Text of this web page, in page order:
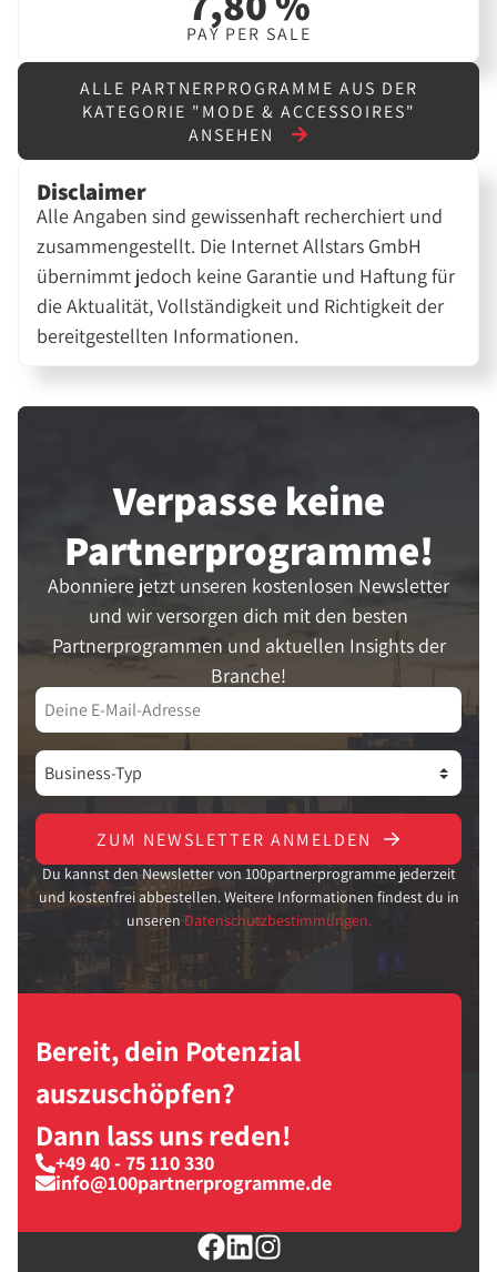
PAY PER SALE
ALLE PARTNERPROGRAMME AUS DER
KATEGORIE "MODE & ACCESSOIRES"
ANSEHEN
Disclaimer
Alle Angaben sind gewissenhaft recherchiert und
zusammengestellt. Die Internet Allstars GmbH
übernimmt jedoch keine Garantie und Haftung für
die Aktualität, Vollständigkeit und Richtigkeit der
bereitgestellten Informationen.
Verpasse keine
Partner­programme!
Abonniere jetzt unseren kostenlosen Newsletter
und wir versorgen dich mit den besten
Partnerprogrammen und aktuellen Insights der
Branche!
ZUM NEWSLETTER ANMELDEN
Du kannst den Newsletter von 100partnerprogramme jederzeit
und kostenfrei abbestellen. Weitere Informationen findest du in
unseren Datenschutzbestimmungen.
Bereit, dein Potenzial
auszuschöpfen?
Dann lass uns reden!
+49 40 - 75 110 330
info@100partnerprogramme.de